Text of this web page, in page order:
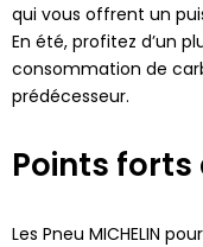
qui vous offrent un
En été, profitez d’un
consommation de
prédécesseur.
Points
Les Pneu MICHELIN